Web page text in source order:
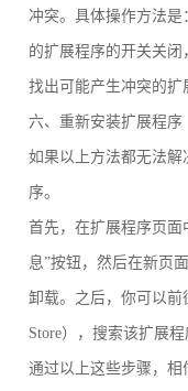
冲突。具体操作方法
的扩展程序的开关关闭
找出可能产生冲突的扩
六、重新安装扩展程序
如果以上方法都无法
序。
首先，在扩展程序页面
息”按钮，然后在新页
卸载。之后，你可以前
Store），搜索该扩展
通过以上这些步骤，